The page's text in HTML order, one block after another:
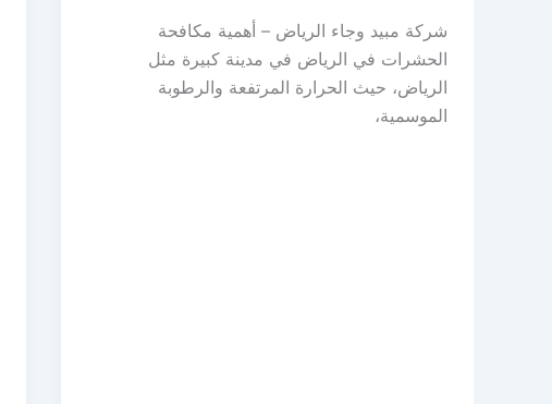
شركة مبيد وجاء الرياض – أهمية مكافحة
الحشرات في الرياض في مدينة كبيرة مثل
الرياض، حيث الحرارة المرتفعة والرطوبة
الموسمية،